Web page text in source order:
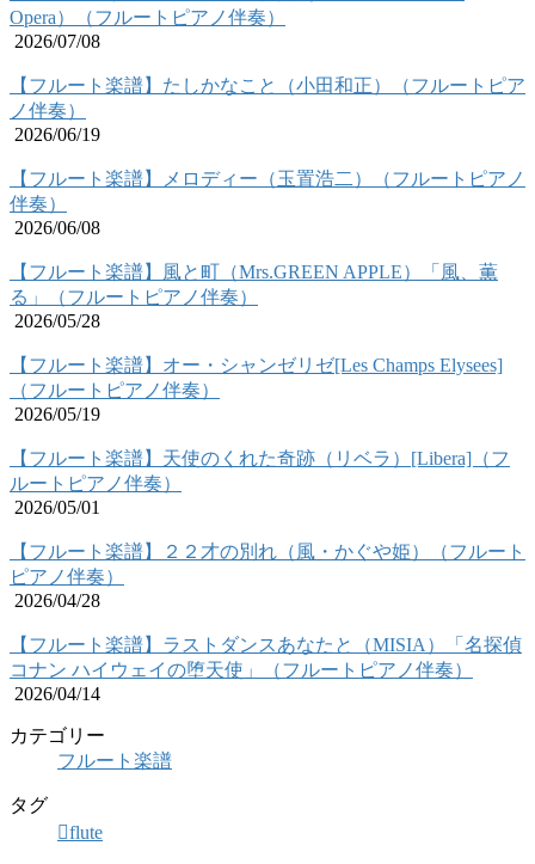
Opera）（フルートピアノ伴奏）
2026/07/08
【フルート楽譜】たしかなこと（小田和正）（フルートピア
ノ伴奏）
2026/06/19
【フルート楽譜】メロディー（玉置浩二）（フルートピアノ
伴奏）
2026/06/08
【フルート楽譜】風と町（Mrs.GREEN APPLE）「風、薫
る」（フルートピアノ伴奏）
2026/05/28
【フルート楽譜】オー・シャンゼリゼ[Les Champs Elysees]
（フルートピアノ伴奏）
2026/05/19
【フルート楽譜】天使のくれた奇跡（リベラ）[Libera]（フ
ルートピアノ伴奏）
2026/05/01
【フルート楽譜】２２才の別れ（風・かぐや姫）（フルート
ピアノ伴奏）
2026/04/28
【フルート楽譜】ラストダンスあなたと（MISIA）「名探偵
コナン ハイウェイの堕天使」（フルートピアノ伴奏）
2026/04/14
カテゴリー
フルート楽譜
タグ
flute